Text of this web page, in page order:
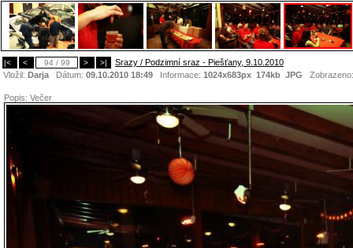
|< < 94 / 99 > >|
Srazy / Podzimní sraz - Piešťany, 9.10.2010
Vložil: Darja Dátum: 09.10.2010 18:49 Informace: 1024x683px 174kb JPG
Popis: Večer